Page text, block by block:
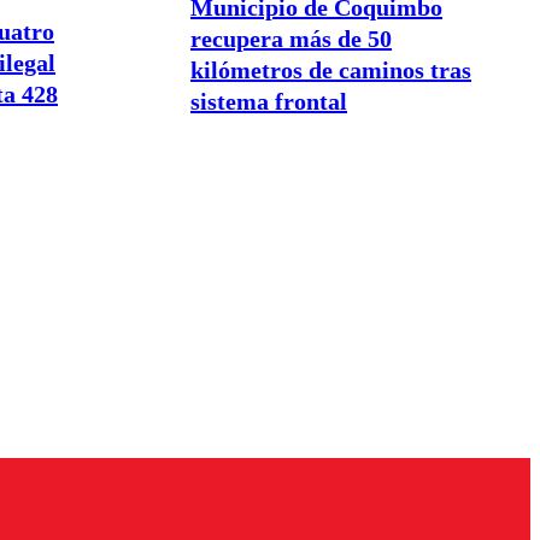
428
Municipio de Coquimbo
recupera más de 50
kilómetros de caminos tras
sistema frontal